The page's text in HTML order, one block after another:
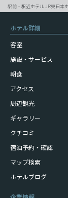
駅前・駅近ホテル JR東日本
ホテル詳細
客室
施設・サービス
朝食
アクセス
周辺観光
ギャラリー
クチコミ
宿泊予約・確認
マップ検索
ホテルブログ